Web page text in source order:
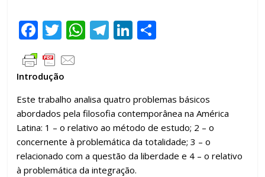
F
ac
e
b
o
o
k
T
w
itt
er
W
A
p
p
T
a
m
Li
dI
n
ar
til
h
ar
Introdução
Este trabalho analisa quatro problemas básicos
abordados pela filosofia contemporânea na América
Latina: 1 – o relativo ao método de estudo; 2 – o
concernente à problemática da totalidade; 3 – o
relacionado com a questão da liberdade e 4 – o relativo
à problemática da integração.